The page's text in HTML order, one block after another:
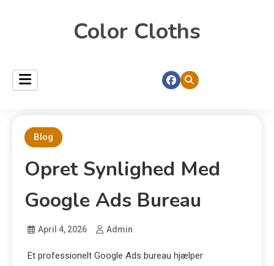
Color Cloths
Blog
Opret Synlighed Med
Google Ads Bureau
April 4, 2026 Admin
Et professionelt Google Ads bureau hjælper